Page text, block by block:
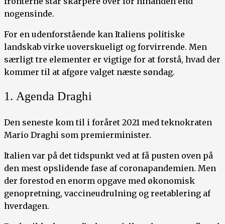
nogensinde.
For en udenforstående kan Italiens politiske
landskab virke uoverskueligt og forvirrende. Men
særligt tre elementer er vigtige for at forstå, hvad der
kommer til at afgøre valget næste søndag.
1. Agenda Draghi
Den seneste kom til i foråret 2021 med teknokraten
Mario Draghi som premierminister.
Italien var på det tidspunkt ved at få pusten oven på
den mest opslidende fase af coronapandemien. Men
der forestod en enorm opgave med økonomisk
genopretning, vaccineudrulning og reetablering af
hverdagen.